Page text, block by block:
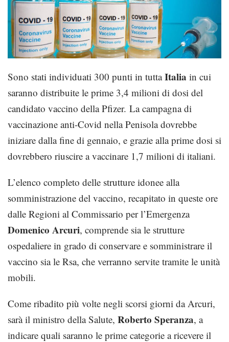
Sono stati individuati 300 punti in tuttaItalia in cui
saranno distribuite le prime 3,4 milioni di dosi del
candidato vaccino della Pfizer. La campagna di
vaccinazione anti-Covid nella Penisola dovrebbe
iniziare dalla fine di gennaio, e grazie alla prime dosi si
dovrebbero riuscire a vaccinare 1,7 milioni di italiani.
L’elenco completo delle strutture idonee alla
somministrazione del vaccino, recapitato in queste ore
dalle Regioni al Commissario per l’Emergenza
Domenico Arcuri, comprende sia le strutture
ospedaliere in grado di conservare e somministrare il
vaccino sia le Rsa, che verranno servite tramite le unità
mobili.
Come ribadito più volte negli scorsi giorni da Arcuri,
sarà il ministro della Salute, Roberto Speranza, a
indicare quali saranno le prime categorie a ricevere il